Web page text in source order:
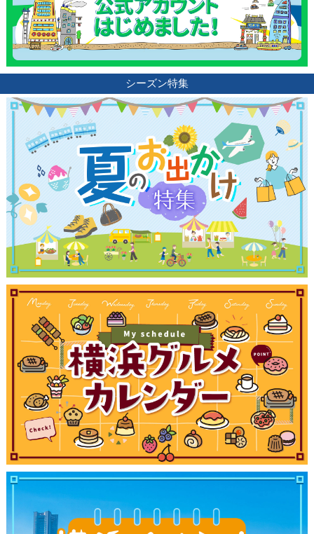
シーズン特集
観光ガイド
ランキング
ブログ記事
サイトについて